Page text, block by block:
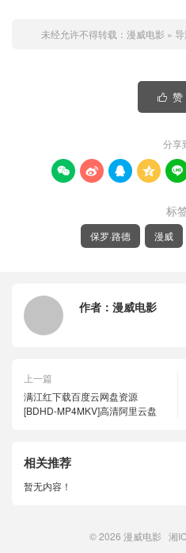
未经允许不得转载： 漫威电影 »
 赞
分享
    
标
保罗·路德 漫威
作者： 漫威电影
上一篇
满江红下载百度云网盘资源
[BDHD-MP4MKV]高清阿里云盘
相关推荐
暂无内容！
© 2026 漫威电影 湘